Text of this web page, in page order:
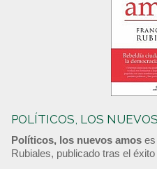
POLÍTICOS, LOS
Políticos, los nuevos amos
Rubiales, publicado tras el éxito